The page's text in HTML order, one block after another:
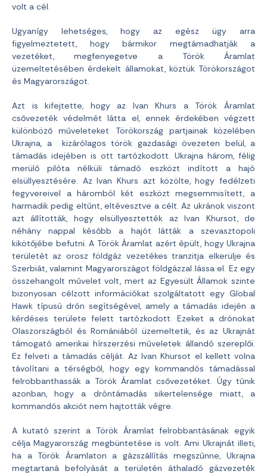
volt a cél.
Ugyanígy lehetséges, hogy az egész ügy arra
figyelmeztetett, hogy bármikor megtámadhatják a
vezetéket, megfenyegetve a Török Áramlat
üzemeltetésében érdekelt államokat, köztük Törökországot
és Magyarországot.
Azt is kifejtette, hogy az Ivan Khurs a Török Áramlat
csővezeték védelmét látta el, ennek érdekében végzett
különböző műveleteket Törökország partjainak közelében
Ukrajna, a ​​ kizárólagos török gazdasági övezeten belül, a
támadás idejében is ott tartózkodott. Ukrajna három, félig
merülő pilóta nélküli támadó eszközt indított a hajó
elsüllyesztésére. Az Ivan Khurs azt közölte, hogy fedélzeti
fegyvereivel a háromból két eszközt megsemmisített, a
harmadik pedig eltűnt, eltévesztve a célt. Az ukránok viszont
azt állították, hogy elsüllyesztették az Ivan Khursot, de
néhány nappal később a hajót látták a szevasztopoli
kikötőjébe befutni. A Török Áramlat azért épült, hogy Ukrajna
területét az orosz földgáz vezetékes tranzitja elkerülje és
Szerbiát, valamint Magyarországot földgázzal lássa el. Ez egy
összehangolt művelet volt, mert az Egyesült Államok szinte
bizonyosan célzott információkat szolgáltatott egy Global
Hawk típusú drón segítségével, amely a támadás idején a
kérdéses területe felett tartózkodott. Ezeket a drónokat
Olaszországból és Romániából üzemeltetik, és az Ukrajnát
támogató amerikai hírszerzési műveletek állandó szereplői.
Ez felveti a támadás célját. Az Ivan Khursot el kellett volna
távolítani a térségből, hogy egy kommandós támadással
felrobbanthassák a Török Áramlat csővezetéket. Úgy tűnik
azonban, hogy a dróntámadás sikertelensége miatt, a
kommandós akciót nem hajtották végre.
A kutató szerint a Török Áramlat felrobbantásának egyik
célja Magyarország megbüntetése is volt. Ami Ukrajnát illeti,
ha a Török Áramlaton a gázszállítás megszűnne, Ukrajna
megtartaná befolyását a területén áthaladó gázvezeték